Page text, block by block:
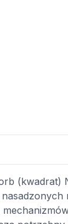
(kwadrat)